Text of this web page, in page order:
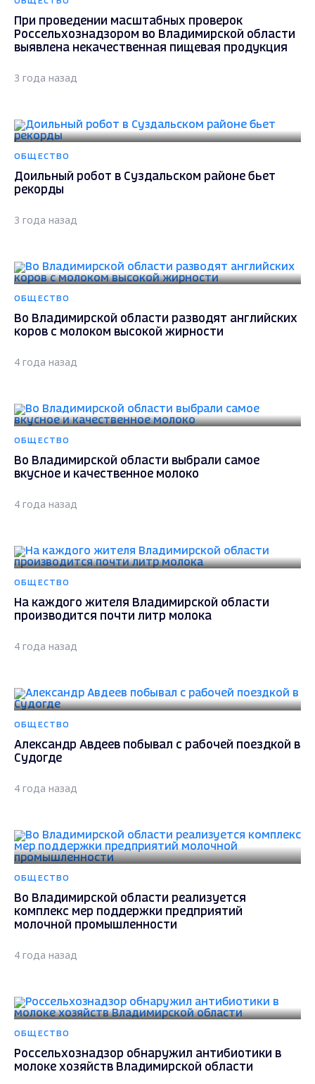
При проведении масштабных проверок
Россельхознадзором во Владимирской области
выявлена некачественная пищевая продукция
3 года назад
ОБЩЕСТВО
Доильный робот в Суздальском районе бьет
рекорды
3 года назад
ОБЩЕСТВО
Во Владимирской области разводят английских
коров с молоком высокой жирности
4 года назад
ОБЩЕСТВО
Во Владимирской области выбрали самое
вкусное и качественное молоко
4 года назад
ОБЩЕСТВО
На каждого жителя Владимирской области
производится почти литр молока
4 года назад
ОБЩЕСТВО
Александр Авдеев побывал с рабочей поездкой в
Судогде
4 года назад
ОБЩЕСТВО
Во Владимирской области реализуется
комплекс мер поддержки предприятий
молочной промышленности
4 года назад
ОБЩЕСТВО
Россельхознадзор обнаружил антибиотики в
молоке хозяйств Владимирской области